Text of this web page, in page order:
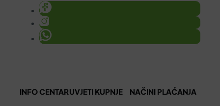
INFO CENTARUVJETI KUPNJE NAČINI PLAĆANJA